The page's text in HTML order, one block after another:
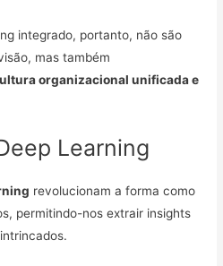
integrado, portanto, não são
mas também
organizacional unificada e
Learning
revolucionam a forma como
permitindo-nos extrair insights